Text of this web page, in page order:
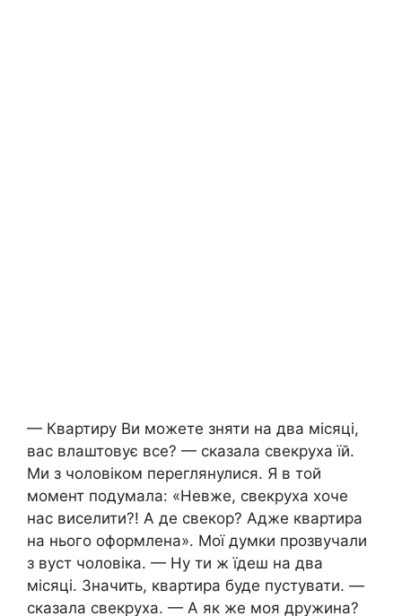
— Квартиру Ви можете зняти на два місяці,
вас влаштовує все? — сказала свекруха їй.
Ми з чоловіком переглянулися. Я в той
момент подумала: «Невже, свекруха хоче
нас виселити?! А де свекор? Адже квартира
на нього оформлена». Мої думки прозвучали
з вуст чоловіка. — Ну ти ж їдеш на два
місяці. Значить, квартира буде пустувати. —
сказала свекруха. — А як же моя дружина?